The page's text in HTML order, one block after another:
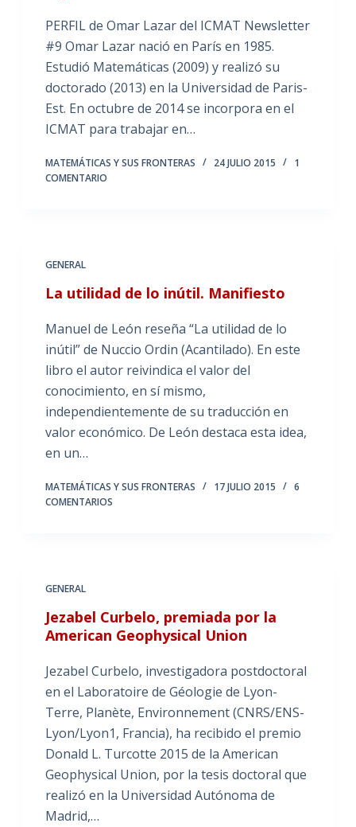
PERFIL de Omar Lazar del ICMAT Newsletter
#9 Omar Lazar nació en París en 1985.
Estudió Matemáticas (2009) y realizó su
doctorado (2013) en la Universidad de Paris-
Est. En octubre de 2014 se incorpora en el
ICMAT para trabajar en…
MATEMÁTICAS Y SUS FRONTERAS 24 JULIO 2015
1
COMENTARIO
GENERAL
La utilidad de lo inútil. Manifiesto
Manuel de León reseña “La utilidad de lo
inútil” de Nuccio Ordin (Acantilado). En este
libro el autor reivindica el valor del
conocimiento, en sí mismo,
independientemente de su traducción en
valor económico. De León destaca esta idea,
en un…
MATEMÁTICAS Y SUS FRONTERAS 17 JULIO 2015
6
COMENTARIOS
GENERAL
Jezabel Curbelo, premiada por la
American Geophysical Union
Jezabel Curbelo, investigadora postdoctoral
en el Laboratoire de Géologie de Lyon-
Terre, Planète, Environnement (CNRS/ENS-
Lyon/Lyon1, Francia), ha recibido el premio
Donald L. Turcotte 2015 de la American
Geophysical Union, por la tesis doctoral que
realizó en la Universidad Autónoma de
Madrid,…